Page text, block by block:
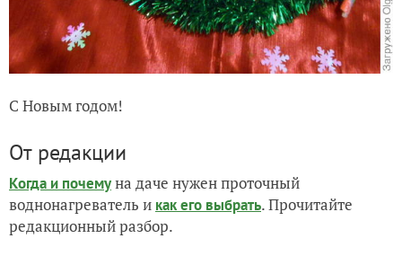
С Новым годом!
От редакции
Когда и почемуна даче нужен проточный
воднонагреватель и как его выбрать. Прочитайте
редакционный разбор.